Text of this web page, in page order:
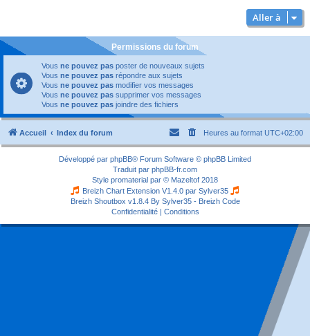
Aller à
Permissions du forum
Vous ne pouvez pas poster de nouveaux sujets
Vous ne pouvez pas répondre aux sujets
Vous ne pouvez pas modifier vos messages
Vous ne pouvez pas supprimer vos messages
Vous ne pouvez pas joindre des fichiers
Accueil Index du forum Heures au format UTC+02:00
Développé par phpBB® Forum Software © phpBB Limited
Traduit par phpBB-fr.com
Style promaterial par © Mazeltof 2018
Breizh Chart Extension V1.4.0 par Sylver35
Breizh Shoutbox v1.8.4 By Sylver35 - Breizh Code
Confidentialité| Conditions